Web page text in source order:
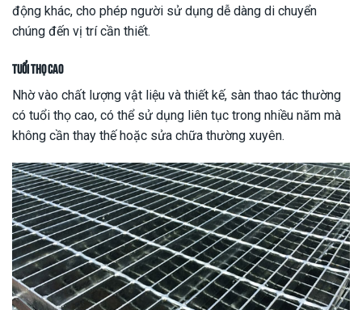
động khác, cho phép người sử dụng dễ dàng di chuyển
chúng đến vị trí cần thiết.
Tuổi thọ cao
Nhờ vào chất lượng vật liệu và thiết kế, sàn thao tác thường
có tuổi thọ cao, có thể sử dụng liên tục trong nhiều năm mà
không cần thay thế hoặc sửa chữa thường xuyên.